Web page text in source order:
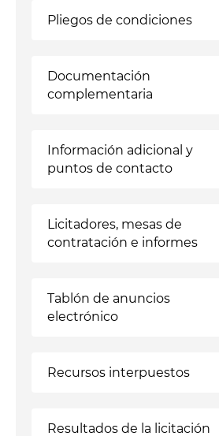
Pliegos de condiciones
Documentación
complementaria
Información adicional y
puntos de contacto
Licitadores, mesas de
contratación e informes
Tablón de anuncios
electrónico
Recursos interpuestos
Resultados de la licitación